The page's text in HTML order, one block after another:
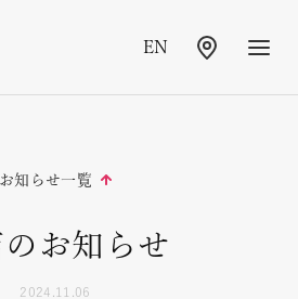
EN
お知らせ一覧
のお知らせ
2024.11.06